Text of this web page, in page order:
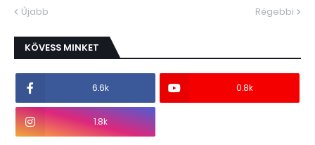
Újabb Régebbi
KÖVESS MINKET
6.6k 0.8k
1.8k